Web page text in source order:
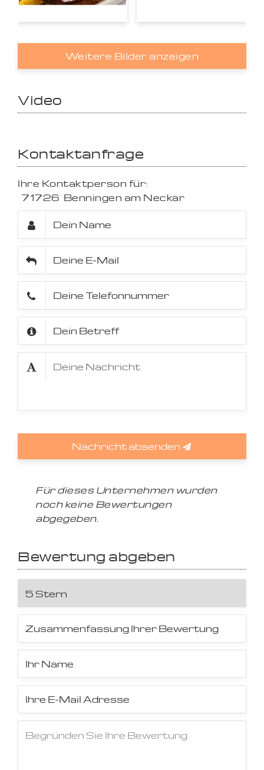
Weitere Bilder anzeigen
Video
Kontaktanfrage
Ihre Kontaktperson für:
71726 Benningen am Neckar
Nachricht absenden
Für dieses Unternehmen wurden
noch keine Bewertungen
abgegeben.
Bewertung abgeben